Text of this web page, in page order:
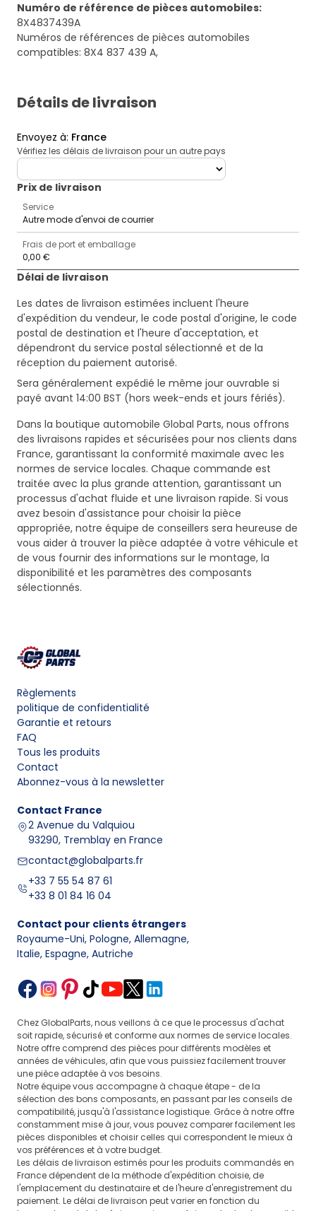
Numéro de référence de pièces automobiles:
8X4837439A
Numéros de références de pièces automobiles
compatibles: 8X4 837 439 A,
Détails de livraison
Envoyez à: France
Vérifiez les délais de livraison pour un autre pays
deliveryCountry
Prix ​​de livraison
Service
Autre mode d'envoi de courrier
Frais de port et emballage
0,00 €
Délai de livraison
Les dates de livraison estimées incluent l'heure
d'expédition du vendeur, le code postal d'origine, le code
postal de destination et l'heure d'acceptation, et
dépendront du service postal sélectionné et de la
réception du paiement autorisé.
Sera généralement expédié le même jour ouvrable si
payé avant 14:00 BST (hors week-ends et jours fériés).
Dans la boutique automobile Global Parts, nous offrons
des livraisons rapides et sécurisées pour nos clients dans
France, garantissant la conformité maximale avec les
normes de service locales. Chaque commande est
traitée avec la plus grande attention, garantissant un
processus d'achat fluide et une livraison rapide. Si vous
avez besoin d'assistance pour choisir la pièce
appropriée, notre équipe de conseillers sera heureuse de
vous aider à trouver la pièce adaptée à votre véhicule et
de vous fournir des informations sur le montage, la
disponibilité et les paramètres des composants
sélectionnés.
Règlements
politique de confidentialité
Garantie et retours
FAQ
Tous les produits
Contact
Abonnez-vous à la newsletter
Contact France
2 Avenue du Valquiou
93290, Tremblay en France
contact@globalparts.fr
+33 7 55 54 87 61
+33 8 01 84 16 04
Contact pour clients étrangers
Royaume-Uni, Pologne, Allemagne,
Italie, Espagne, Autriche
Chez GlobalParts, nous veillons à ce que le processus d'achat
soit rapide, sécurisé et conforme aux normes de service locales.
Notre offre comprend des pièces pour différents modèles et
années de véhicules, afin que vous puissiez facilement trouver
une pièce adaptée à vos besoins.
Notre équipe vous accompagne à chaque étape - de la
sélection des bons composants, en passant par les conseils de
compatibilité, jusqu'à l'assistance logistique. Grâce à notre offre
constamment mise à jour, vous pouvez comparer facilement les
pièces disponibles et choisir celles qui correspondent le mieux à
vos préférences et à votre budget.
Les délais de livraison estimés pour les produits commandés en
France dépendent de la méthode d'expédition choisie, de
l'emplacement du destinataire et de l'heure d'enregistrement du
paiement. Le délai de livraison peut varier en fonction du